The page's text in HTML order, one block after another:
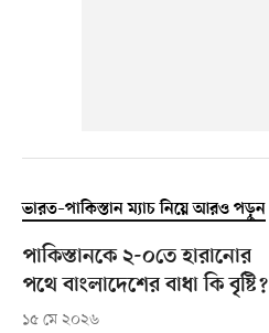
ভারত–পাকিস্তান ম্যাচ নিয়ে আরও পড়ুন
পাকিস্তানকে ২-০তে হারানোর
পথে বাংলাদেশের বাধা কি বৃষ্টি?
১৫ মে ২০২৬